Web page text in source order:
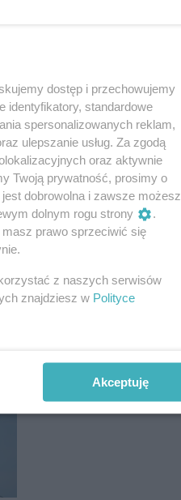
dostęp i przechowujemy
identyfikatory, standardowe
spersonalizowanych reklam,
ulepszanie usług. Za zgodą
oraz aktywnie
Twoją prywatność, prosimy o
dobrowolna i zawsze możesz
dolnym rogu strony
.
prawo sprzeciwić się
z naszych serwisów
znajdziesz w Polityce
Akceptuję